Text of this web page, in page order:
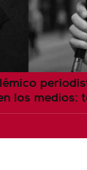
los medios: